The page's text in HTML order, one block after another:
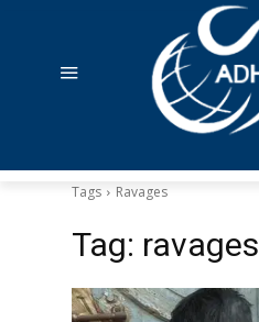
Tags Ravages
Tag: ravages